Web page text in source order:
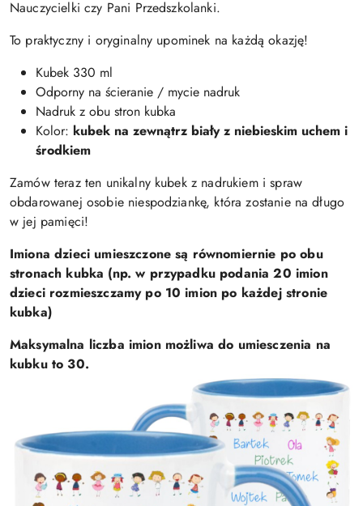
Nauczycielki czy Pani Przedszkolanki.
To praktyczny i oryginalny upominek na każdą okazję!
Kubek 330 ml
Odporny na ścieranie / mycie nadruk
Nadruk z obu stron kubka
Kolor: kubek na zewnątrz biały z niebieskim uchem i
środkiem
Zamów teraz ten unikalny kubek z nadrukiem i spraw
obdarowanej osobie niespodziankę, która zostanie na długo
w jej pamięci!
Imiona dzieci umieszczone są równomiernie po obu
stronach kubka (np. w przypadku podania 20 imion
dzieci rozmieszczamy po 10 imion po każdej stronie
kubka)
Maksymalna liczba imion możliwa do umiesczenia na
kubku to 30.